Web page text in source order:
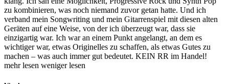
zu kombinieren, was noch niemand zuvor getan hatte. Und ich
verband mein Songwriting und mein Gitarrenspiel mit diesen alten
Geräten auf eine Weise, von der ich überzeugt war, dass sie
einzigartig war. Ich war an einem Punkt angelangt, an dem es
wichtiger war, etwas Originelles zu schaffen, als etwas Gutes zu
machen – was auch immer gut bedeutet. KEIN RR im Handel!
mehr lesen weniger lesen